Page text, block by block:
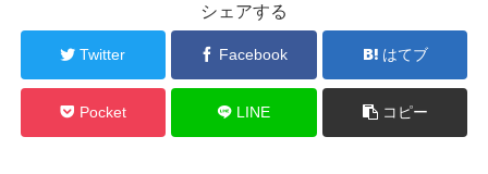
シェアする
Twitter Facebook はてブ
Pocket LINE コピー